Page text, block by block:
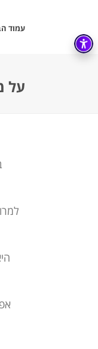
עמוד
על